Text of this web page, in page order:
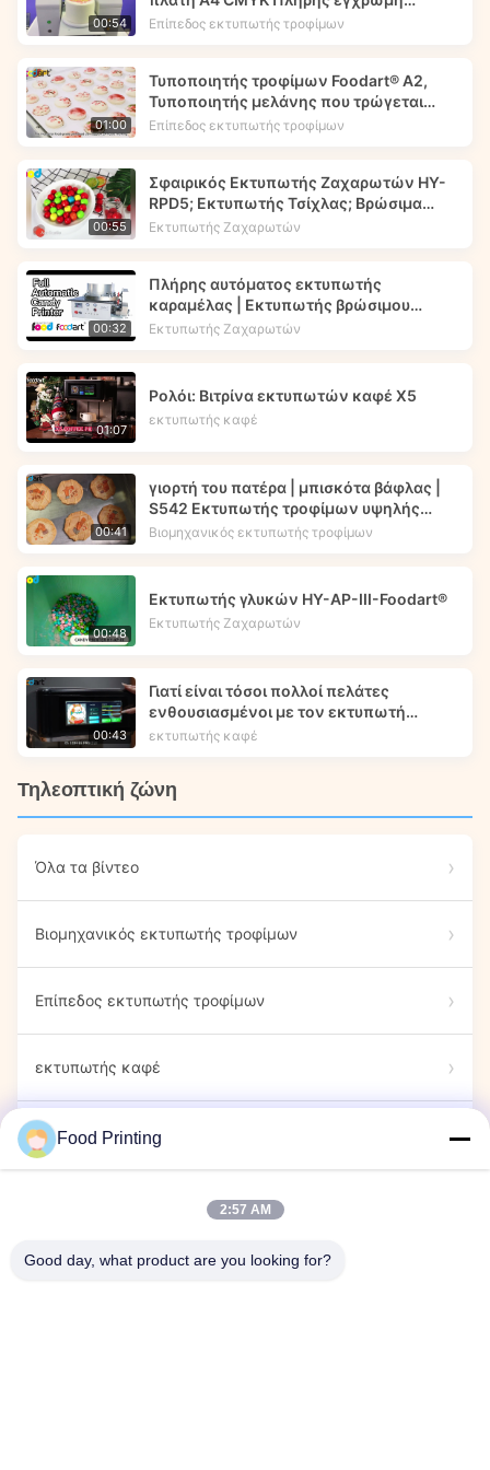
00:54
εκτύπωση - Foodart®
Επίπεδος εκτυπωτής τροφίμων
01:00
Τυποποιητής τροφίμων Foodart® A2,
Τυποποιητής μελάνης που τρώγεται
Τυπώνει εικόνα λουλουδιών στα
Επίπεδος εκτυπωτής τροφίμων
00:55
Σφαιρικός Εκτυπωτής Ζαχαρωτών HY-
RPD5; Εκτυπωτής Τσίχλας; Βρώσιμα
μελάνια -- Foodart®
Εκτυπωτής Ζαχαρωτών
00:32
Πλήρης αυτόματος εκτυπωτής
καραμέλας | Εκτυπωτής βρώσιμου
μελανιού | Foodart® από την
Εκτυπωτής Ζαχαρωτών
01:07
Ρολόι: Βιτρίνα εκτυπωτών καφέ X5
εκτυπωτής καφέ
00:41
γιορτή του πατέρα | μπισκότα βάφλας |
S542 Εκτυπωτής τροφίμων υψηλής
ταχύτητας | Foodprinttech
Βιομηχανικός εκτυπωτής τροφίμων
00:48
Εκτυπωτής γλυκών HY-AP-III-Foodart®
Εκτυπωτής Ζαχαρωτών
00:43
Γιατί είναι τόσοι πολλοί πελάτες
ενθουσιασμένοι με τον εκτυπωτή
τροφίμων X5 μας;
εκτυπωτής καφέ
Τηλεοπτική ζώνη
Όλα τα βίντεο
Βιομηχανικός εκτυπωτής τροφίμων
Επίπεδος εκτυπωτής τροφίμων
εκτυπωτής καφέ
Βρώσιμοι Μαρκαδόροι
Εκτυπωτής Ζαχαρωτών
εκτυπωτής κάψουλας
Food Printing
2:57 AM
Good day, what product are you looking for?